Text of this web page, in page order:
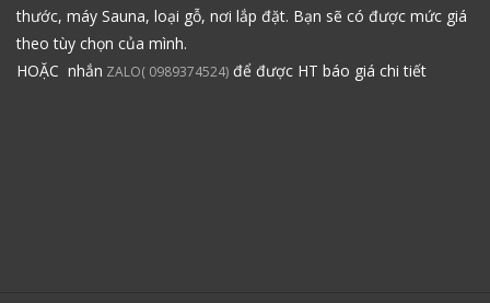
thước, máy Sauna, loại gỗ, nơi lắp đặt. Bạn sẽ có được mức giá
theo tùy chọn của mình.
HOẶC nhắn ZALO( 0989374524) để được HT báo giá chi tiết